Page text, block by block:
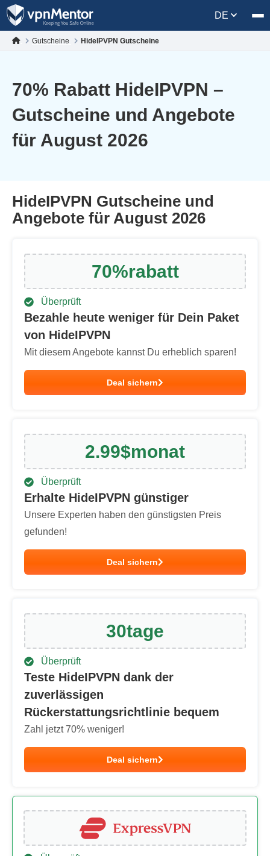
DE
Gutscheine HideIPVPN Gutscheine
70% Rabatt HideIPVPN –
Gutscheine und Angebote
für August 2026
HideIPVPN Gutscheine und
Angebote für August 2026
70%rabatt
Überprüft
Bezahle heute weniger für Dein Paket
von HideIPVPN
Mit diesem Angebote kannst Du erheblich sparen!
Deal sichern
2.99$monat
Überprüft
Erhalte HideIPVPN günstiger
Unsere Experten haben den günstigsten Preis
gefunden!
Deal sichern
30tage
Überprüft
Teste HideIPVPN dank der
zuverlässigen
Rückerstattungsrichtlinie bequem
Zahl jetzt70% weniger!
Deal sichern